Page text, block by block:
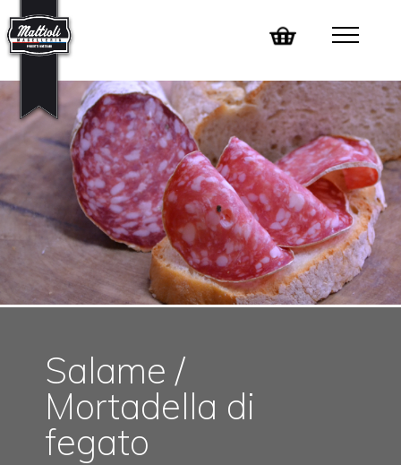
Salame /
Mortadella di
fegato